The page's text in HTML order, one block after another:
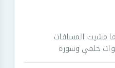
مشيت المسافات
حلمي وسوره